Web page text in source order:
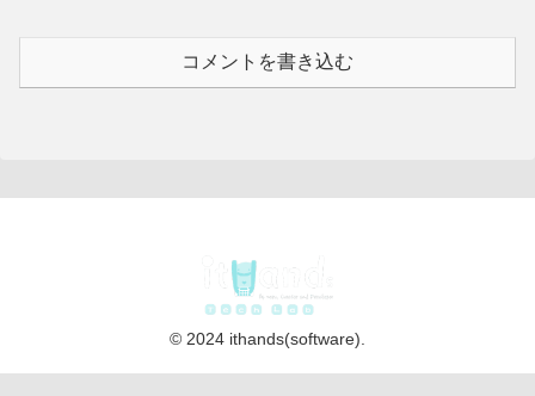
コメントを書き込む
© 2024 ithands(software).